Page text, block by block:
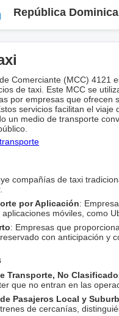
República
Comerciante (MCC) 4121
de taxi. Este MCC se
por empresas que ofrecen
servicios facilitan el viaje
un medio de transporte
compañías de taxi
por Aplicación:
móviles, como
: Empresas que
con anticipación y
Transporte, No
que no entran en las
Pasajeros Local y
de cercanías,